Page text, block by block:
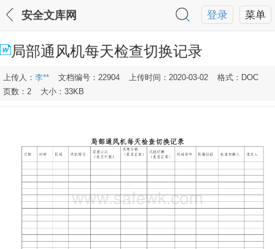
菜单
登录
安全文库网
局部通风机每天检查切换记录
上传人： 李** 文档编号：22904 上传时间：2020-03-02
格式：DOC
页数：2
大小：33KB